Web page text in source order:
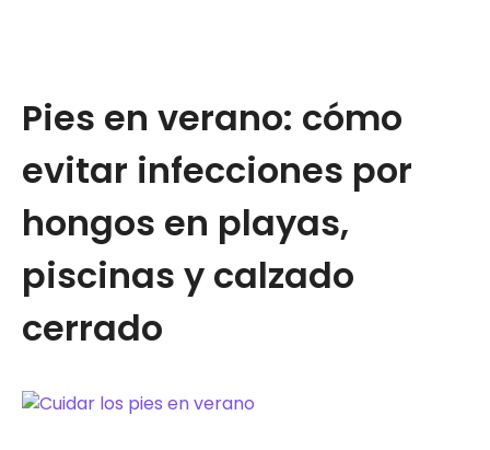
Pies en verano: cómo
evitar infecciones por
hongos en playas,
piscinas y calzado
cerrado